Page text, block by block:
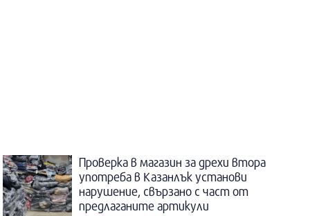
Проверка в магазин за дрехи втора
употреба в Казанлък установи
нарушение, свързано с част от
предлаганите артикули